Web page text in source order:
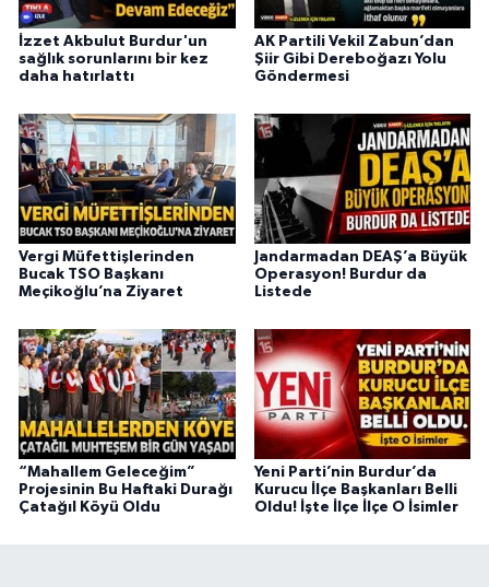
İzzet Akbulut Burdur'un
sağlık sorunlarını bir kez
daha hatırlattı
AK Partili Vekil Zabun’dan
Şiir Gibi Dereboğazı Yolu
Göndermesi
Vergi Müfettişlerinden
Bucak TSO Başkanı
Meçikoğlu’na Ziyaret
Jandarmadan DEAŞ’a Büyük
Operasyon! Burdur da
Listede
“Mahallem Geleceğim”
Projesinin Bu Haftaki Durağı
Çatağıl Köyü Oldu
Yeni Parti’nin Burdur’da
Kurucu İlçe Başkanları Belli
Oldu! İşte İlçe İlçe O İsimler